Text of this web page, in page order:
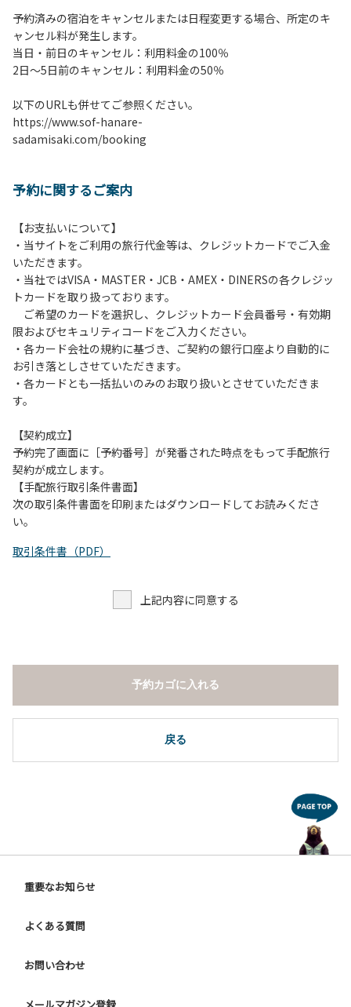
す。
2.施設内は土間スペースを含めてすべてのエリアが禁煙で
す。喫煙される方は屋外にて携帯灰皿等ご持参のうえ喫煙く
ださい。
ご予約したお客様以外の宿泊、異なる人数での利用・滞在は
お断りさせていただきます。
4.当施設の許可なく営業行為やご宿泊以外の目的でのご利用
6.敷地内の地面での直火によるBBQ等はご遠慮願います。
たします。
8.施設内外で騒ぎたてることは固く禁止させていただきま
す。
予約済みの宿泊をキャンセルまたは日程変更する場合、所定のキ
ャンセル料が発生します。
当日・前日のキャンセル：利用料金の100％
​2日～5日前のキャンセル：利用料金の50％
以下のURLも併せてご参照ください。
https://www.sof-hanare-
sadamisaki.com/booking
予約に関するご案内
【お支払いについて】
・当サイトをご利用の旅行代金等は、クレジットカードでご入金
いただきます。
・当社ではVISA・MASTER・JCB・AMEX・DINERSの各クレジッ
トカードを取り扱っております。
ご希望のカードを選択し、クレジットカード会員番号・有効期
限およびセキュリティコードをご入力ください。
・各カード会社の規約に基づき、ご契約の銀行口座より自動的に
お引き落としさせていただきます。
・各カードとも一括払いのみのお取り扱いとさせていただきま
す。
【契約成立】
予約完了画面に［予約番号］が発番された時点をもって手配旅行
契約が成立します。
【手配旅行取引条件書面】
次の取引条件書面を印刷またはダウンロードしてお読みくださ
い。
取引条件書（PDF）
上記内容に同意する
戻る
予約カゴに入れる
重要なお知らせ
よくある質問
お問い合わせ